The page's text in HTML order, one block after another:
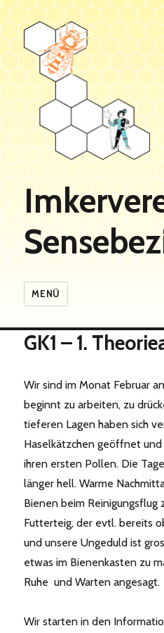
MENÜ
GK1 – 1.
Wir sind im Monat Februar
beginnt zu arbeiten, zu
tieferen Lagen haben sich
Haselkätzchen geöffnet
ihren ersten Pollen. Die
länger hell. Warme
Bienen beim Reinigungsflug
Futterteig, der evtl. bereits
und unsere Ungeduld ist
etwas im Bienenkasten zu
Ruhe und Warten angesagt.
Wir starten in den